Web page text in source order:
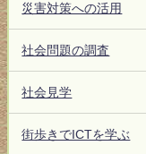
災害対策への活用
社会問題の調査
社会見学
街歩きでICTを学ぶ